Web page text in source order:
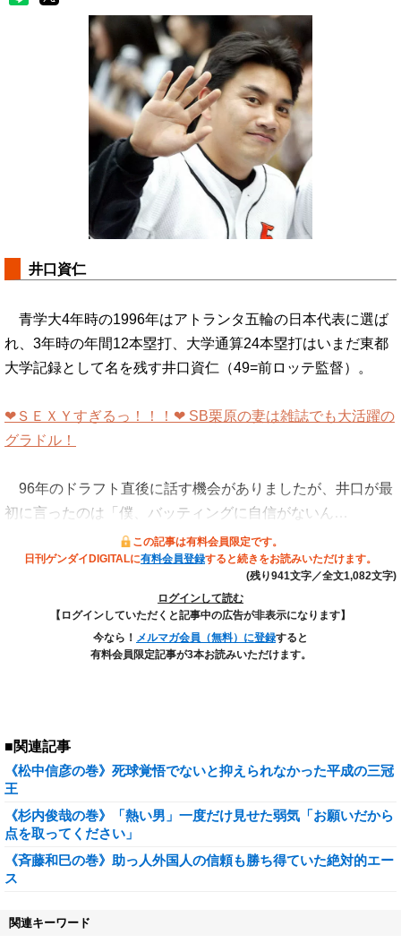
井口資仁
青学大4年時の1996年はアトランタ五輪の日本代表に選ば
れ、3年時の年間12本塁打、大学通算24本塁打はいまだ東都
大学記録として名を残す井口資仁（49=前ロッテ監督）。
❤ＳＥＸＹすぎるっ！！！❤ SB栗原の妻は雑誌でも大活躍の
グラドル！
96年のドラフト直後に話す機会がありましたが、井口が最
初に言ったのは「僕、バッティングに自信がないん…
この記事は有料会員限定です。
日刊ゲンダイDIGITALに有料会員登録すると続きをお読みいただけます。
(残り941文字／全文1,082文字)
ログインして読む
【ログインしていただくと記事中の広告が非表示になります】
今なら！ メルマガ会員（無料）に登録すると
有料会員限定記事が3本お読みいただけます。
■関連記事
《松中信彦の巻》死球覚悟でないと抑えられなかった平成の三冠
王
《杉内俊哉の巻》「熱い男」一度だけ見せた弱気「お願いだから
点を取ってください」
《斉藤和巳の巻》助っ人外国人の信頼も勝ち得ていた絶対的エー
ス
関連キーワード